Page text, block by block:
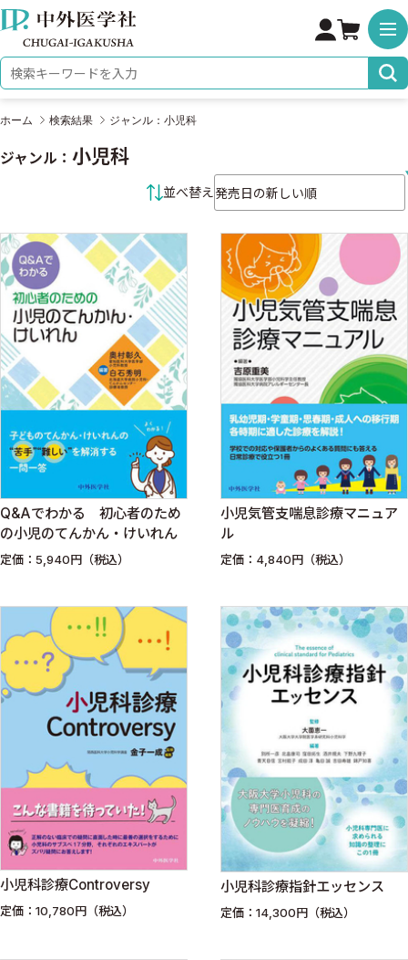
株式会社 中外医学社
検索キーワード
ホーム 検索結果 ジャンル：小児科
ジャンル： 小児科
並べ替え並べ替え条件
Q&Aでわかる 初心者のため
の小児のてんかん・けいれん
定価：5,940円（税込）
小児気管支喘息診療マニュア
ル
定価：4,840円（税込）
小児科診療Controversy
定価：10,780円（税込）
小児科診療指針エッセンス
定価：14,300円（税込）